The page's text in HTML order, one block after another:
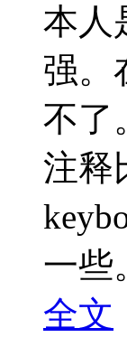
本人
强。
不了
注释
一些
全文